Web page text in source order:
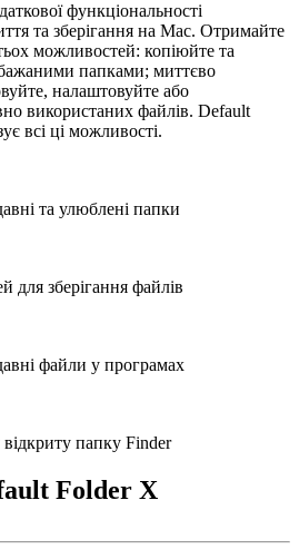
функціональності
та зберігання на Mac. Отримайте
можливостей: копіюйте та
папками; миттєво
налаштовуйте або
використаних файлів. Default
всі ці можливості.
та улюблені папки
для зберігання файлів
файли у програмах
папку Finder
Folder X